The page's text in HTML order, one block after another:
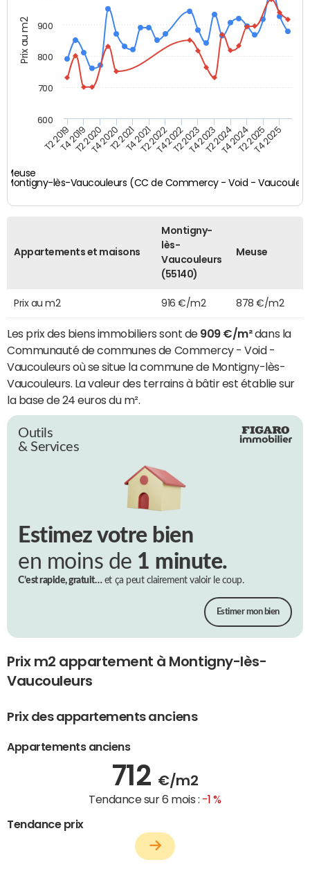
Prix au m2
Meuse
Montigny-lès-Vaucouleurs (CC de Commercy - Void -
T2 2019T4 2019T2 2020T4 2020T2 2021T4 2021T2 2022T4 2022T2 2023T4 2023T2 2024T4 2024T2 2025T4 2025
600
700
800
900
Appartements et maisons
Montigny-
lès-
Vaucouleurs
(55140)
Meuse
Prix au m2 916 €/m2 878 €/m2
Les prix des biens immobiliers sont de 909 €/m²dans la
Communauté de communes de Commercy - Void -
Vaucouleurs où se situe la commune de Montigny-lès-
Vaucouleurs. La valeur des terrains à bâtir est établie sur
la base de 24 euros du m².
Outils
& Services
Estimez votre bien
en moins de 1 minute.
C’est rapide, gratuit…et ça peut clairement valoir le coup.
Estimer mon bien
Prix m2 appartement à Montigny-lès-
Vaucouleurs
Prix des appartements anciens
Appartements anciens
712 €/m2
Tendance sur 6 mois : -1 %
Tendance prix